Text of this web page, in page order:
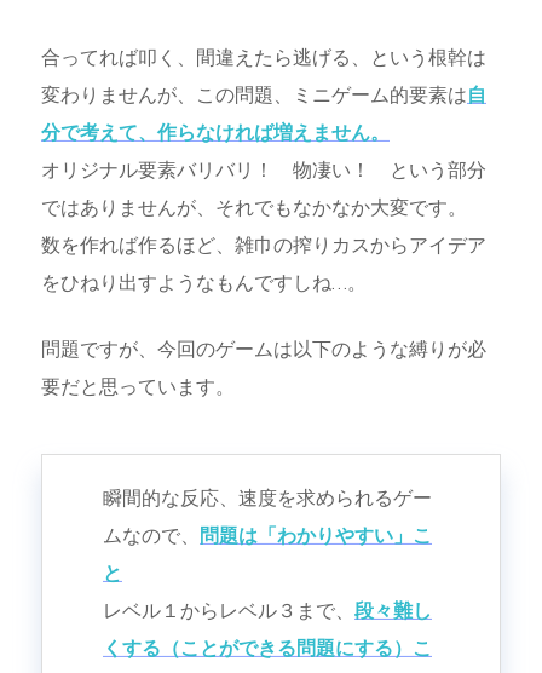
合ってれば叩く、間違えたら逃げる、という根幹は
変わりませんが、この問題、ミニゲーム的要素は自
分で考えて、作らなければ増えません。
オリジナル要素バリバリ！ 物凄い！ という部分
ではありませんが、それでもなかなか大変です。
数を作れば作るほど、雑巾の搾りカスからアイデア
をひねり出すようなもんですしね…。
問題ですが、今回のゲームは以下のような縛りが必
要だと思っています。
瞬間的な反応、速度を求められるゲー
ムなので、
問題は「わかりやすい」こ
と
レベル１からレベル３まで、 段々難し
くする（ことができる問題にする）こ